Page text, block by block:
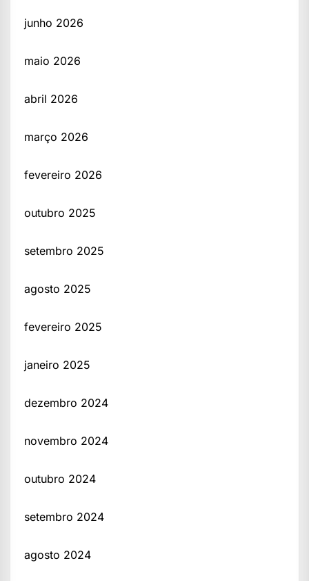
junho 2026
maio 2026
abril 2026
março 2026
fevereiro 2026
outubro 2025
setembro 2025
agosto 2025
fevereiro 2025
janeiro 2025
dezembro 2024
novembro 2024
outubro 2024
setembro 2024
agosto 2024